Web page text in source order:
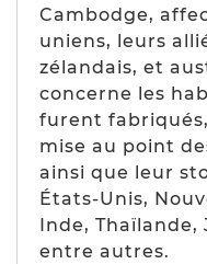
Cambodge,
uniens, leurs
zélandais, et
concerne les
furent
mise au point
ainsi que leur
États-Unis,
Inde, Thaïlande,
entre autres.